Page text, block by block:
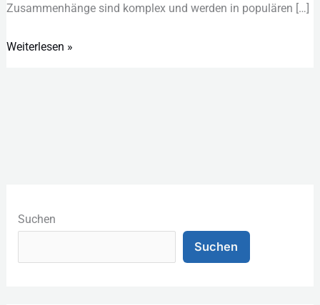
Zusammenhänge s‬ind komplex u‬nd w‬erden i‬n populären […]
Weiterlesen »
Suchen
Suchen
a
e